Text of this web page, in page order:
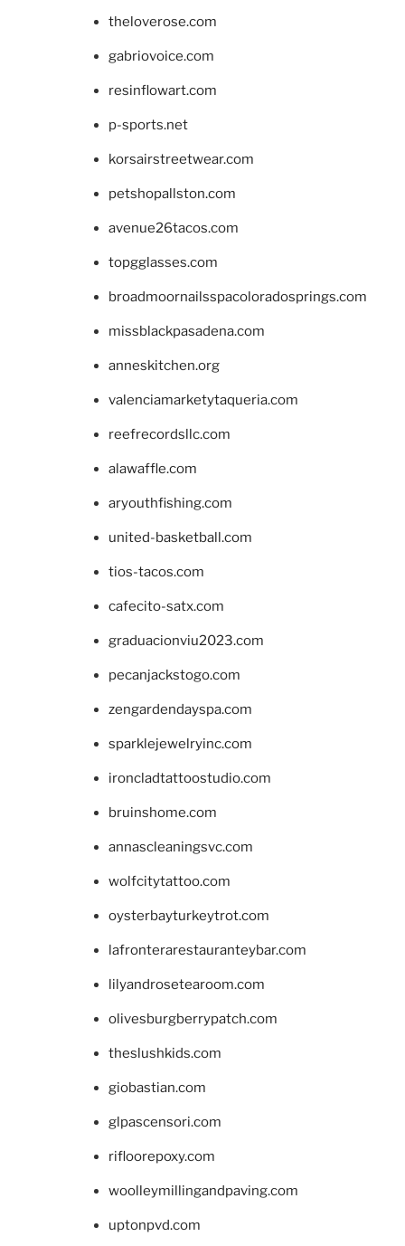
theloverose.com
gabriovoice.com
resinflowart.com
p-sports.net
korsairstreetwear.com
petshopallston.com
avenue26tacos.com
topgglasses.com
broadmoornailsspacoloradosprings.com
missblackpasadena.com
anneskitchen.org
valenciamarketytaqueria.com
reefrecordsllc.com
alawaffle.com
aryouthfishing.com
united-basketball.com
tios-tacos.com
cafecito-satx.com
graduacionviu2023.com
pecanjackstogo.com
zengardendayspa.com
sparklejewelryinc.com
ironcladtattoostudio.com
bruinshome.com
annascleaningsvc.com
wolfcitytattoo.com
oysterbayturkeytrot.com
lafronterarestauranteybar.com
lilyandrosetearoom.com
olivesburgberrypatch.com
theslushkids.com
giobastian.com
glpascensori.com
rifloorepoxy.com
woolleymillingandpaving.com
uptonpvd.com